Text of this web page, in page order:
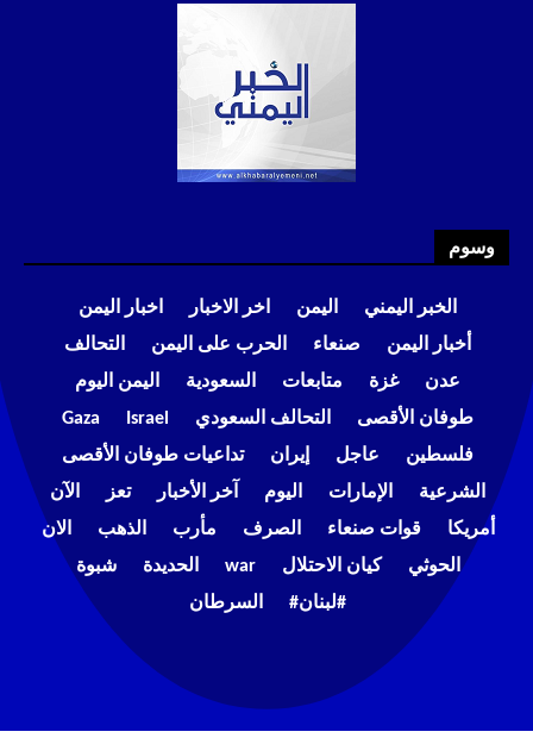
وسوم
الخبر اليمني اليمن اخر الاخبار
اخبار اليمن
أخبار اليمن
صنعاء الحرب على اليمن
التحالف
عدن
غزة متابعات السعودية
اليمن اليوم
طوفان الأقصى
التحالف السعودي Israel
Gaza
فلسطين
عاجل إيران
تداعيات طوفان الأقصى
الشرعية
الإمارات اليوم آخر الأخبار تعز
الآن
أمريكا
قوات صنعاء الصرف مأرب الذهب
الان
الحوثي
كيان الاحتلال war الحديدة
شبوة
#لبنان#
السرطان